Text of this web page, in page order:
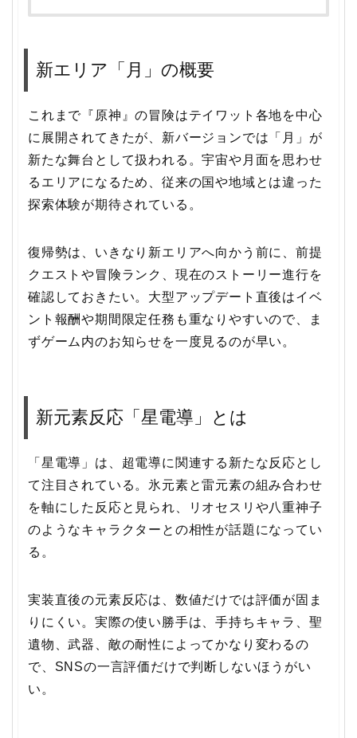
新エリア「月」の概要
これまで『原神』の冒険はテイワット各地を中心
に展開されてきたが、新バージョンでは「月」が
新たな舞台として扱われる。宇宙や月面を思わせ
るエリアになるため、従来の国や地域とは違った
探索体験が期待されている。
復帰勢は、いきなり新エリアへ向かう前に、前提
クエストや冒険ランク、現在のストーリー進行を
確認しておきたい。大型アップデート直後はイベ
ント報酬や期間限定任務も重なりやすいので、ま
ずゲーム内のお知らせを一度見るのが早い。
新元素反応「星電導」とは
「星電導」は、超電導に関連する新たな反応とし
て注目されている。氷元素と雷元素の組み合わせ
を軸にした反応と見られ、リオセスリや八重神子
のようなキャラクターとの相性が話題になってい
る。
実装直後の元素反応は、数値だけでは評価が固ま
りにくい。実際の使い勝手は、手持ちキャラ、聖
遺物、武器、敵の耐性によってかなり変わるの
で、SNSの一言評価だけで判断しないほうがい
い。